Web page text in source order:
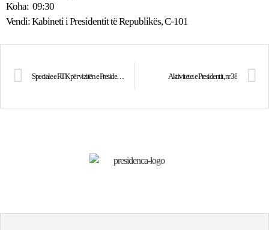
Koha: 09:30
Vendi: Kabineti i Presidentit të Republikës, C-101
Speciale e RTK për vizitën e Presidentit Sejdiu në Malawi Aktivitetet e Presidentit, nr 38